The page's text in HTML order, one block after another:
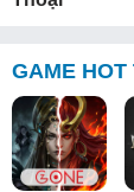
GAME HOT